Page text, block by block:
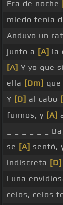
Era de noche
miedo tenía
Anduvo un
junto a [A] la
[A] Y yo que
ella [Dm] que
Y [D] al cabo
fuimos, y [A]
_ _ _ _ _ _
se [A] sentó,
indiscreta [D]
Luna
celos, celos